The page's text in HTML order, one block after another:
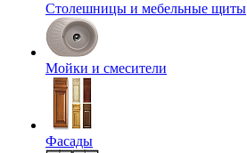
Столешницы и мебельные щиты
Мойки и смесители
Фасады